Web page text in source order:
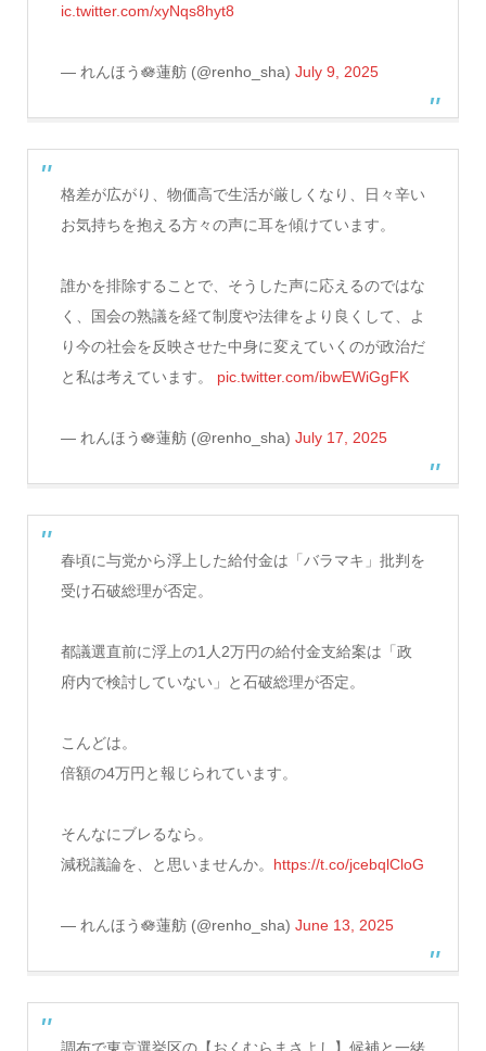
ic.twitter.com/xyNqs8hyt8
— れんほう🪷蓮舫 (@renho_sha) July 9, 2025
格差が広がり、物価高で生活が厳しくなり、日々辛い
お気持ちを抱える方々の声に耳を傾けています。
誰かを排除することで、そうした声に応えるのではな
く、国会の熟議を経て制度や法律をより良くして、よ
り今の社会を反映させた中身に変えていくのが政治だ
と私は考えています。 pic.twitter.com/ibwEWiGgFK
— れんほう🪷蓮舫 (@renho_sha) July 17, 2025
春頃に与党から浮上した給付金は「バラマキ」批判を
受け石破総理が否定。
都議選直前に浮上の1人2万円の給付金支給案は「政
府内で検討していない」と石破総理が否定。
こんどは。
倍額の4万円と報じられています。
そんなにブレるなら。
減税議論を、と思いませんか。 https://t.co/jcebqlCloG
— れんほう🪷蓮舫 (@renho_sha) June 13, 2025